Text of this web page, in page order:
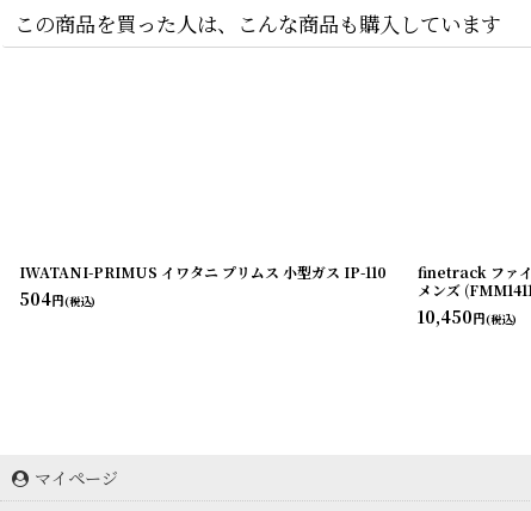
この商品を買った人は、こんな商品も購入しています
IWATANI-PRIMUS イワタニ プリムス 小型ガス IP-110
504円(税込)
finetrack ファイ
メンズ
10,450円(税込)
マイページ